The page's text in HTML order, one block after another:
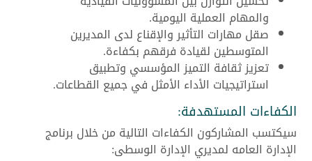
والمهام العملية اليومية.
صقل مهارات التأثير والإقناع لدى المديرين
المتوسطين لقيادة فرقهم بكفاءة.
تعزيز ثقافة التميز المؤسسي وتطبيق
استراتيجيات الأداء الأمثل في جميع القطاعات.
الكفاءات المستهدفة:
سيكتسب المشاركون الكفاءات التالية من خلال برنامج
الإدارة العامه لمديري الإدارة الوسطى: